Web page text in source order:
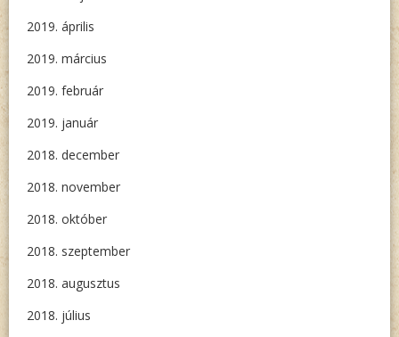
2019. április
2019. március
2019. február
2019. január
2018. december
2018. november
2018. október
2018. szeptember
2018. augusztus
2018. július